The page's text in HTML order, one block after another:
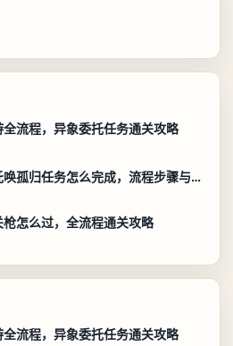
流程，异象委托任务通关攻略
异环异象委托唤孤归任务怎么完成，流程步骤与位置攻略
怎么过，全流程通关攻略
流程，异象委托任务通关攻略